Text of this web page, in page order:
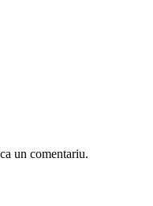
un comentariu.